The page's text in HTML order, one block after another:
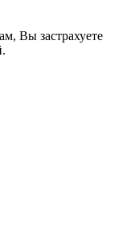
Вы застрахуете